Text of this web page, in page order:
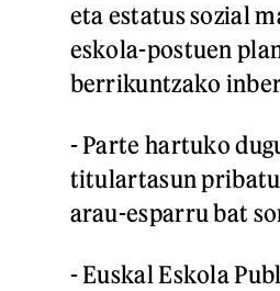
eta estatus sozial
eskola-postuen
berrikuntzako
- Parte hartuko
titulartasun
arau-esparru bat
- Euskal Eskola